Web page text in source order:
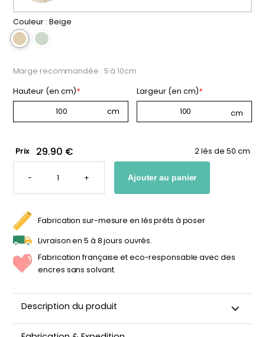
Couleur : Beige
Marge recommandée : 5 à 10cm
Hauteur (en cm)* Largeur (en cm)*
Prix 29.90 € 2 lés de 50 cm
-
QUANTITÉ
PAPIER
FEUILLAGE
+ Ajouter au panier
Fabrication sur-mesure en lés prêts à poser
Livraison en 5 à 8 jours ouvrés.
Fabrication française et eco-responsable avec des
encres sans solvant.
Description du produit